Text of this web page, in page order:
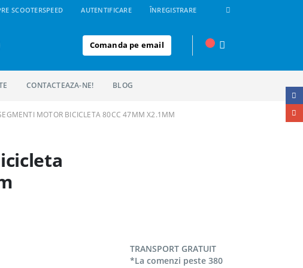
SCOOTERSPEED AUTENTIFICARE ÎNREGISTRARE
Comanda pe email
CONTACTEAZA-NE! BLOG
MOTOR BICICLETA 80CC 47MM X2.1MM
TRANSPORT GRATUIT
*La comenzi peste 380